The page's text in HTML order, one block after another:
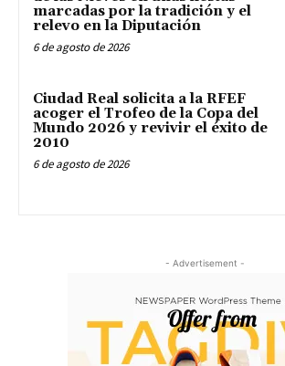
marcadas por la tradición y el
relevo en la Diputación
6 de agosto de 2026
Ciudad Real solicita a la RFEF
acoger el Trofeo de la Copa del
Mundo 2026 y revivir el éxito de
2010
6 de agosto de 2026
- Advertisement -